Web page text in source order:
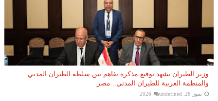
وزير الطيران يشهد توقيع مذكرة تفاهم بين سلطة الطيران المدني
والمنظمة العربية للطيران المدني.. مصر
تموز 28, 2026 undefined